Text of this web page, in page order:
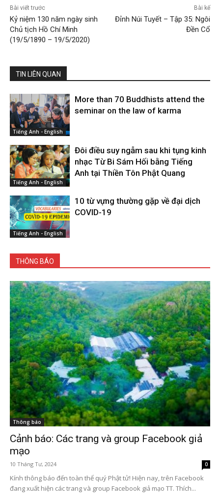
Bài viết trước
Kỷ niệm 130 năm ngày sinh
Chủ tịch Hồ Chí Minh
(19/5/1890 – 19/5/2020)
Bài kế
Đỉnh Núi Tuyết – Tập 35: Ngôi
Đền Cổ
TIN LIÊN QUAN
Tiếng Anh - English
More than 70 Buddhists attend the
seminar on the law of karma
Tiếng Anh - English
Đôi điều suy ngẫm sau khi tụng kinh
nhạc Từ Bi Sám Hối bằng Tiếng
Anh tại Thiền Tôn Phật Quang
Tiếng Anh - English
10 từ vựng thường gặp về đại dịch
COVID-19
THÔNG BÁO
Thông báo
Cảnh báo: Các trang và group Facebook giả
mạo
10 Tháng Tư, 2024 0
Kính thông báo đến toàn thể quý Phật tử! Hiện nay, trên Facebook
đang xuất hiện các trang và group Facebook giả mạo TT. Thích...